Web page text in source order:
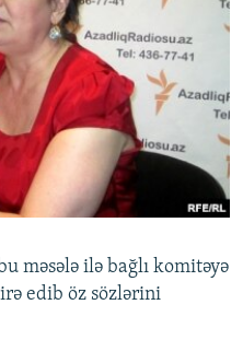
məsələ ilə bağlı komitəyə
edib öz sözlərini